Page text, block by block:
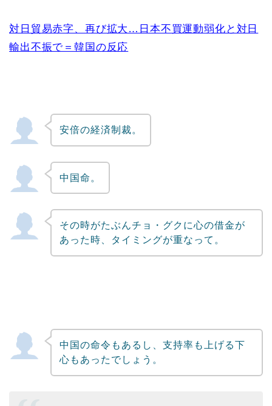
対日貿易赤字、再び拡大…日本不買運動弱化と対日
輸出不振で＝韓国の反応
安倍の経済制裁。
中国命。
その時がたぶんチョ・グクに心の借金が
あった時、タイミングが重なって。
中国の命令もあるし、支持率も上げる下
心もあったでしょう。